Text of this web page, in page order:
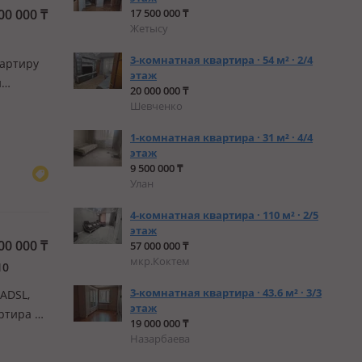
000₸
000₸
в
17 500 000 ₸
Жетысу
3-комнатная квартира · 54 м² · 2/4
этаж
20 000 000 ₸
Шевченко
1-комнатная квартира · 31 м² · 4/4
этаж
9 500 000 ₸
Улан
4-комнатная квартира · 110 м² · 2/5
этаж
57 000 000 ₸
мкр.Коктем
3-комнатная квартира · 43.6 м² · 3/3
этаж
19 000 000 ₸
Назарбаева